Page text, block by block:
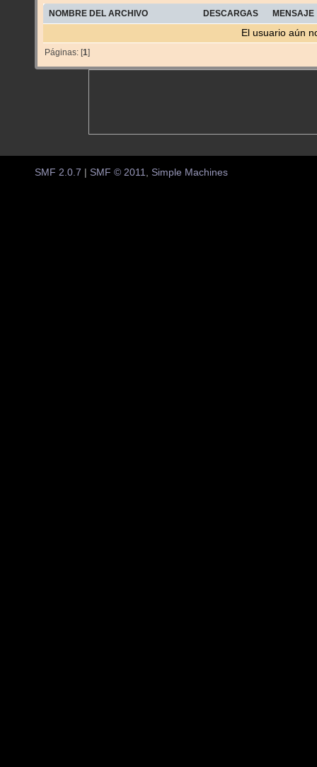
NOMBRE DEL ARCHIVO DESCARGAS MENSAJE
El usuario aún
Páginas: [1]
SMF 2.0.7 SMF © 2011, Simple Machines